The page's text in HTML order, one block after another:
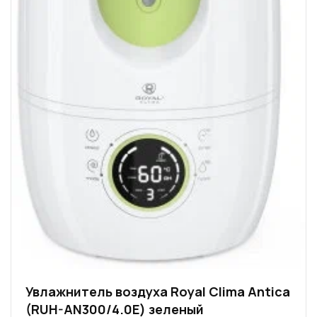
Увлажнитель воздуха Royal Clima Antica
(RUH-AN300/4.0E) зеленый